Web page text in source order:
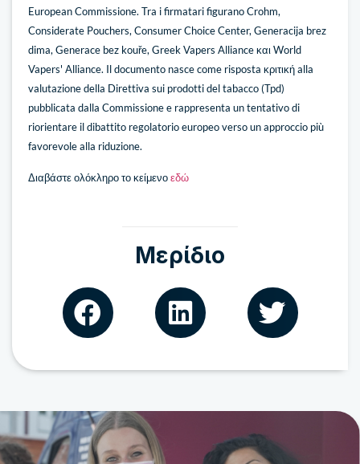
European Commissione. Tra i firmatari figurano Crohm,
Considerate Pouchers, Consumer Choice Center, Generacija brez
dima, Generace bez kouře, Greek Vapers Alliance και World
Vapers' Alliance. Il documento nasce come risposta κριτική alla
valutazione della Direttiva sui prodotti del tabacco (Tpd)
pubblicata dalla Commissione e rappresenta un tentativo di
riorientare il dibattito regolatorio europeo verso un approccio più
favorevole alla riduzione.
Διαβάστε ολόκληρο το κείμενοεδώ
Μερίδιο